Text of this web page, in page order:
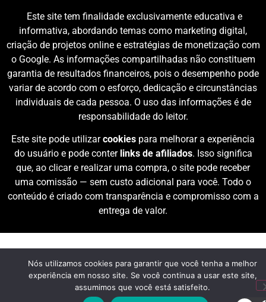
Este site tem finalidade exclusivamente educativa e
informativa, abordando temas como marketing digital,
criação de projetos online e estratégias de monetização com
o Google. As informações compartilhadas não constituem
garantia de resultados financeiros, pois o desempenho pode
variar de acordo com o esforço, dedicação e circunstâncias
individuais de cada pessoa. O uso das informações é de
responsabilidade do leitor.
Este site pode utilizarcookies para melhorar a experiência
do usuário e pode conter links de afiliados. Isso significa
que, ao clicar e realizar uma compra, o site pode receber
uma comissão — sem custo adicional para você. Todo o
conteúdo é criado com transparência e compromisso com a
entrega de valor.
Nós utilizamos cookies para garantir que você tenha a melhor
experiência em nosso site. Se você continua a usar este site,
assumimos que você está satisfeito.